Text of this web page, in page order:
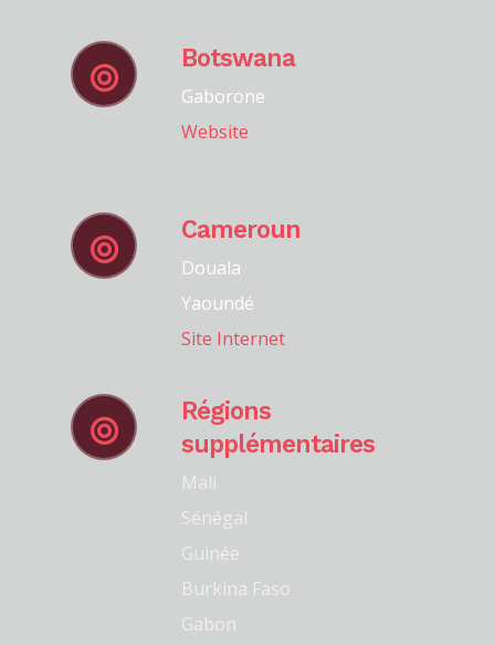
Botswana
Gaborone
Website
Cameroun
Douala
Yaoundé
Site Internet
Régions
supplémentaires
Mali
Sénégal
Guinée
Burkina Faso
Gabon